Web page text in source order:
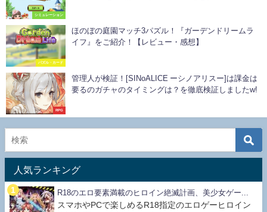
シミュレーション
パズル・カード
ほのぼの庭園マッチ3パズル！『ガーデンドリームラ
イフ』をご紹介！【レビュー・感想】
RPG
管理人が検証！[SINoALICE ーシノアリスー]は課金は
要るのガチャのタイミングは？を徹底検証しましたw!
人気ランキング
R18のエロ要素満載のヒロイン絶滅計画、美少女ゲー...
スマホやPCで楽しめるR18指定のエロゲーヒロイン